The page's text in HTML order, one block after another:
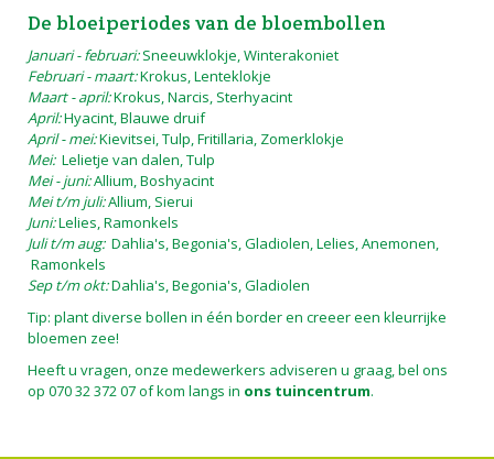
De bloeiperiodes van de bloembollen
Januari - februari:Sneeuwklokje, Winterakoniet
Februari - maart:Krokus, Lenteklokje
Maart - april:Krokus, Narcis, Sterhyacint
April:Hyacint, Blauwe druif
April - mei:Kievitsei, Tulp, Fritillaria, Zomerklokje
Mei:Lelietje van dalen, Tulp
Mei - juni:Allium, Boshyacint
Mei t/m juli:Allium, Sierui
Juni:Lelies, Ramonkels
Juli t/m aug:Dahlia's, Begonia's, Gladiolen, Lelies, Anemonen,
Ramonkels
Sep t/m okt:Dahlia's, Begonia's, Gladiolen
Tip: plant diverse bollen in één border en creeer een kleurrijke
bloemen zee!
Heeft u vragen, onze medewerkers adviseren u graag, bel ons
op 070 32 372 07 of kom langs in ons tuincentrum.